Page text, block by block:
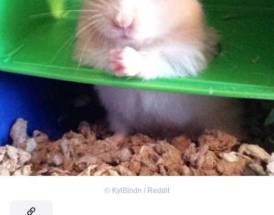
© KylBlndn / Reddit